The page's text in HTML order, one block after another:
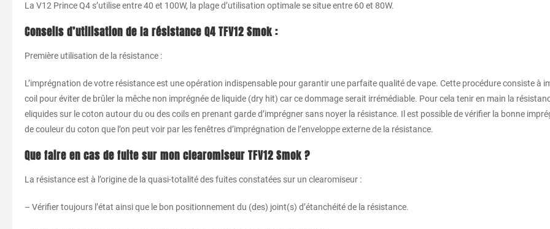
La V12 Prince Q4 s’utilise entre 40 et 100W, la plage d’utilisation optimale se situe entre 60 et 80W.
Conseils d’utilisation de la résistance Q4 TFV12 Smok:
Première utilisation de la résistance :
L’imprégnation de votre résistance est une opération indispensable pour garantir une parfaite qualité de vape. Cette procédure consiste à
coil pour éviter de brûler la mêche non imprégnée de liquide (dry hit) car ce dommage serait irrémédiable. Pour cela tenir en main la
eliquides sur le coton autour du ou des coils en prenant garde d’imprégner sans noyer la résistance. Il est possible de vérifier la bonne
de couleur du coton que l’on peut voir par les fenêtres d’imprégnation de l’enveloppe externe de la résistance.
Que faire en cas de fuite sur mon clearomiseur TFV12 Smok ?
La résistance est à l’origine de la quasi-totalité des fuites constatées sur un clearomiseur :
– Vérifier toujours l’état ainsi que le bon positionnement du (des) joint(s) d’étanchéité de la résistance.